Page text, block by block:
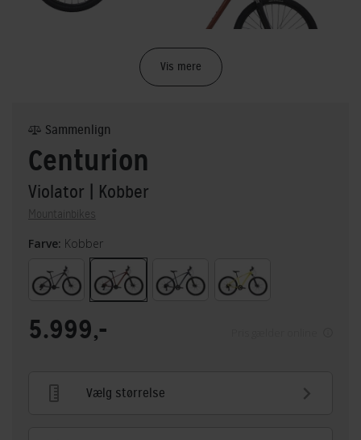
Vis mere
Centurion
Violator | Kobber
Mountainbikes
Sammenlign
Farve: Kobber
5.999,-
Vælg størrelse